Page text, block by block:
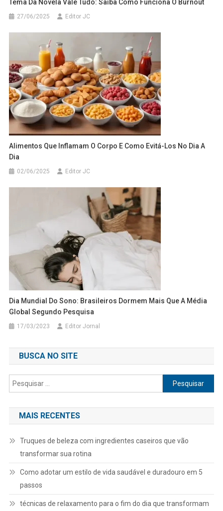
Tema Da Novela Vale Tudo: Saiba Como Funciona O Burnout
27/06/2025 Editor JC
Alimentos Que Inflamam O Corpo E Como Evitá-Los No Dia A
Dia
02/06/2025 Editor JC
Dia Mundial Do Sono: Brasileiros Dormem Mais Que A Média
Global Segundo Pesquisa
17/03/2023 Editor Jornal
BUSCA NO SITE
Pesquisar
por:
MAIS RECENTES
Truques de beleza com ingredientes caseiros que vão
transformar sua rotina
Como adotar um estilo de vida saudável e duradouro em 5
passos
técnicas de relaxamento para o fim do dia que transformam